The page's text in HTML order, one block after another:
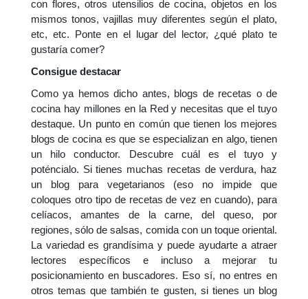
con flores, otros utensilios de cocina, objetos en los
mismos tonos, vajillas muy diferentes según el plato,
etc, etc. Ponte en el lugar del lector, ¿qué plato te
gustaría comer?
Consigue destacar
Como ya hemos dicho antes, blogs de recetas o de
cocina hay millones en la Red y necesitas que el tuyo
destaque. Un punto en común que tienen los mejores
blogs de cocina es que se especializan en algo, tienen
un hilo conductor. Descubre cuál es el tuyo y
poténcialo. Si tienes muchas recetas de verdura, haz
un blog para vegetarianos (eso no impide que
coloques otro tipo de recetas de vez en cuando), para
celíacos, amantes de la carne, del queso, por
regiones, sólo de salsas, comida con un toque oriental.
La variedad es grandísima y puede ayudarte a atraer
lectores específicos e incluso a mejorar tu
posicionamiento en buscadores. Eso sí, no entres en
otros temas que también te gusten, si tienes un blog